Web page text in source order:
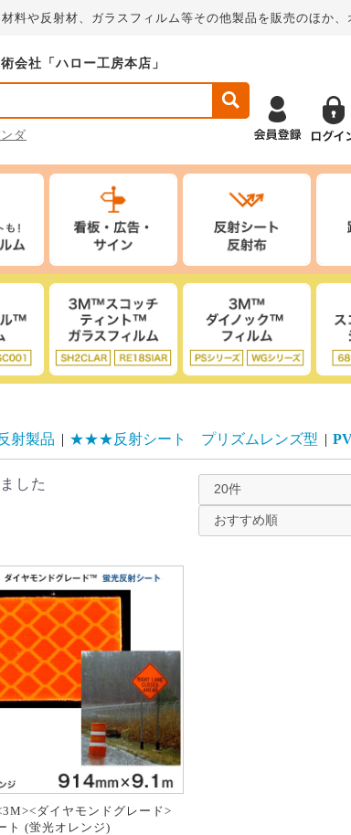
料や反射材、ガラスフィルム等その他製品を販売のほか、
会社「ハロー工房本店」
ダ
射製品 | ★★★反射シート プリズムレンズ型 |
した
ダイヤモンドグレード>
ト (蛍光オレンジ)